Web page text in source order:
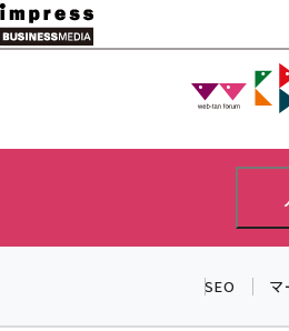
メ
イ
SEO マ